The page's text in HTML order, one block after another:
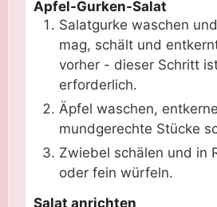
Apfel-Gurken-Salat
Salatgurke waschen
mag, schält und
vorher - dieser Schritt
erforderlich.
Äpfel waschen,
mundgerechte Stücke
Zwiebel schälen und in
oder fein würfeln.
Salat anrichten